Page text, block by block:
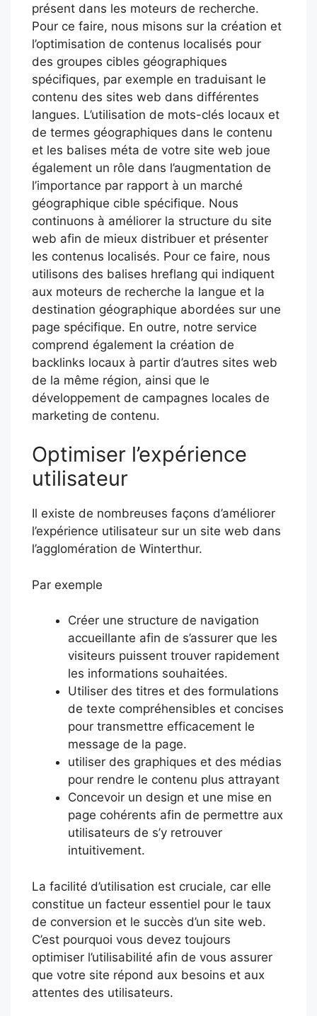
présent dans les moteurs de recherche.
Pour ce faire, nous misons sur la création et
l’optimisation de contenus localisés pour
des groupes cibles géographiques
spécifiques, par exemple en traduisant le
contenu des sites web dans différentes
langues. L’utilisation de mots-clés locaux et
de termes géographiques dans le contenu
et les balises méta de votre site web joue
également un rôle dans l’augmentation de
l’importance par rapport à un marché
géographique cible spécifique. Nous
continuons à améliorer la structure du site
web afin de mieux distribuer et présenter
les contenus localisés. Pour ce faire, nous
utilisons des balises hreflang qui indiquent
aux moteurs de recherche la langue et la
destination géographique abordées sur une
page spécifique. En outre, notre service
comprend également la création de
backlinks locaux à partir d’autres sites web
de la même région, ainsi que le
développement de campagnes locales de
marketing de contenu.
Optimiser l’expérience
utilisateur
Il existe de nombreuses façons d’améliorer
l’expérience utilisateur sur un site web dans
l’agglomération de Winterthur.
Par exemple
Créer une structure de navigation
accueillante afin de s’assurer que les
visiteurs puissent trouver rapidement
les informations souhaitées.
Utiliser des titres et des formulations
de texte compréhensibles et concises
pour transmettre efficacement le
message de la page.
utiliser des graphiques et des médias
pour rendre le contenu plus attrayant
Concevoir un design et une mise en
page cohérents afin de permettre aux
utilisateurs de s’y retrouver
intuitivement.
La facilité d’utilisation est cruciale, car elle
constitue un facteur essentiel pour le taux
de conversion et le succès d’un site web.
C’est pourquoi vous devez toujours
optimiser l’utilisabilité afin de vous assurer
que votre site répond aux besoins et aux
attentes des utilisateurs.